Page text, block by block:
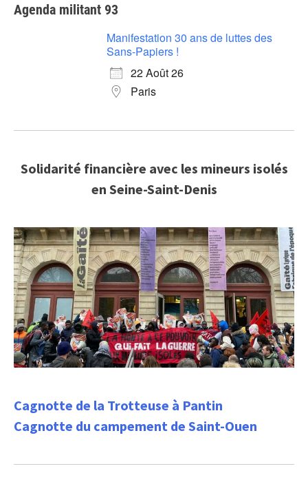
Agenda militant 93
Manifestation 30 ans de luttes des
Sans-Papiers !
22 Août 26
Paris
Solidarité financière avec les mineurs isolés
en Seine-Saint-Denis
Cagnotte de la Trotteuse à Pantin
Cagnotte du campement de Saint-Ouen